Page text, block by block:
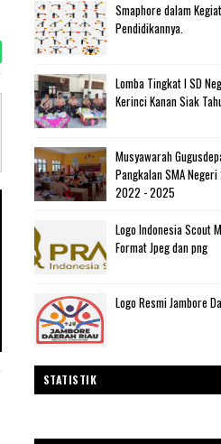
Smaphore dalam
Pendidikannya.
Lomba Tingkat I SD
Kerinci Kanan Siak
Musyawarah
Pangkalan SMA
2022 - 2025
Logo Indonesia Scout
Format Jpeg dan png
Logo Resmi Jambore
STATISTIK